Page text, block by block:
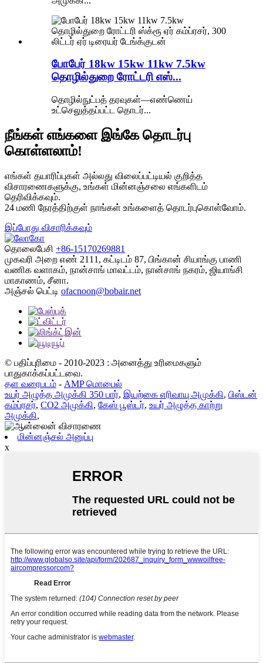
போபேர் 18kw 15kw 11kw 7.5kw
தொழில்துறை ரோட்டரி எஸ்...
தொழில்நுட்பத் தரவுகள்—எண்ணெய்
உட்செலுத்தப்பட்ட தொடர்...
நீங்கள் எங்களை இங்கே தொடர்பு
கொள்ளலாம்!
எங்கள் தயாரிப்புகள் அல்லது விலைப்பட்டியல் குறித்த
விசாரணைகளுக்கு, உங்கள் மின்னஞ்சலை எங்களிடம்
தெரிவிக்கவும்.
24 மணி நேரத்திற்குள் நாங்கள் உங்களைத் தொடர்புகொள்வோம்.
இப்போது விசாரிக்கவும்
தொலைபேசி +86-15170269881
முகவரி அறை எண் 2111, கட்டிடம் 87, பிங்கான் சியாங்கு பாணி
வணிக வளாகம், நான்சாங் மாவட்டம், நான்சாங் நகரம், ஜியாங்சி
மாகாணம், சீனா.
அஞ்சல் பெட்டி ofacnoon@bobair.net
© பதிப்புரிமை - 2010-2023 : அனைத்து உரிமைகளும்
பாதுகாக்கப்பட்டவை.
தள வரைபடம் - AMP மொபைல்
உயர் அழுத்த அமுக்கி 350 பார், இயற்கை எரிவாயு அமுக்கி, பிஸ்டன்
கம்ப்ரசர், CO2 அமுக்கி, கேஸ் பூஸ்டர், உயர் அழுத்த காற்று
அமுக்கி,
மின்னஞ்சல் அனுப்பு
x